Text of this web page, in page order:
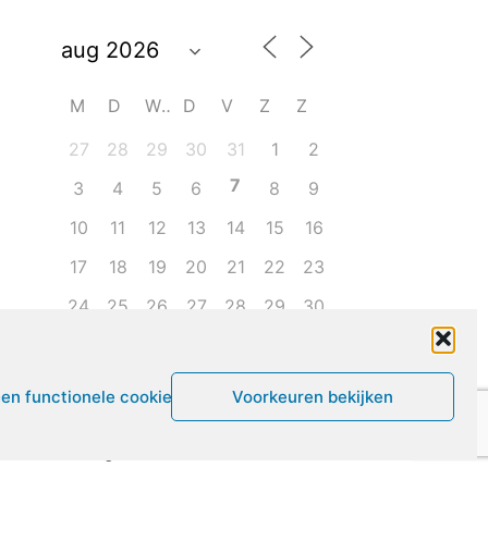
functionele cookies Voorkeuren bekijken
M D W D V Z
Z
27
28 29 30 31 1
2
3
4 5 6 7 8
9
10
11 12 13 14 15
16
17
18 19 20 21 22
23
24
25 26 27 28 29
30
Leven met ME/CVS en POTS